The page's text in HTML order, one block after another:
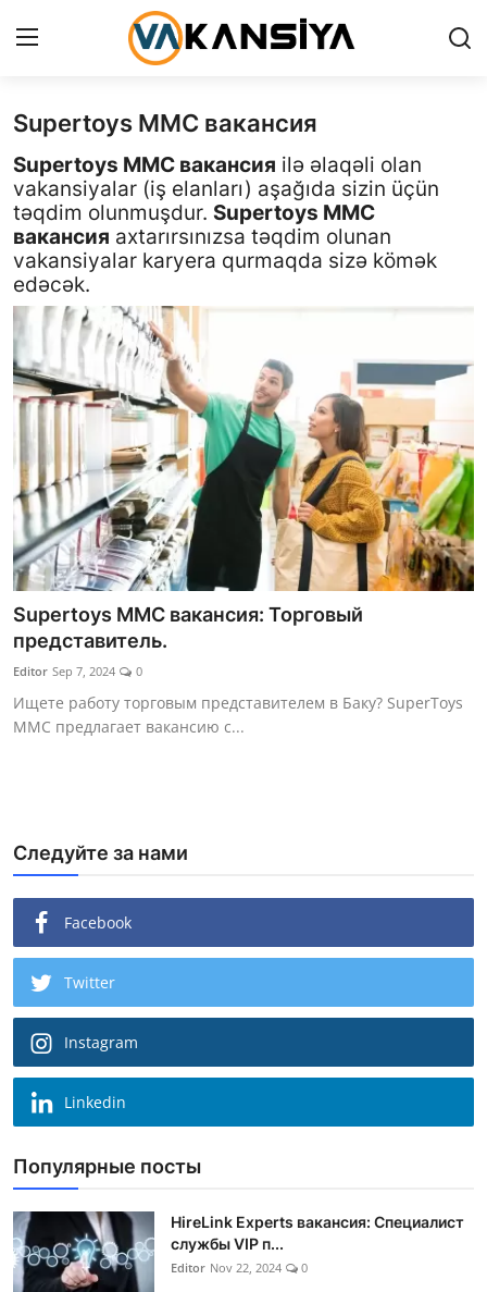
Login Register
Главная страница
Вакансия
Contact
RU
Supertoys MMC вакансия
Supertoys MMC вакансия ilə əlaqəli olan
vakansiyalar (iş elanları) aşağıda sizin üçün
təqdim olunmuşdur. Supertoys MMC
вакансия axtarırsınızsa təqdim olunan
vakansiyalar karyera qurmaqda sizə kömək
edəcək.
Supertoys MMC вакансия: Торговый
представитель.
Editor Sep 7, 2024 0
Ищете работу торговым представителем в Баку? SuperToys
MMC предлагает вакансию с...
Следуйте за нами
Facebook
Twitter
Instagram
Linkedin
Популярные посты
HireLink Experts вакансия: Специалист
службы VIP п...
Editor Nov 22, 2024 0